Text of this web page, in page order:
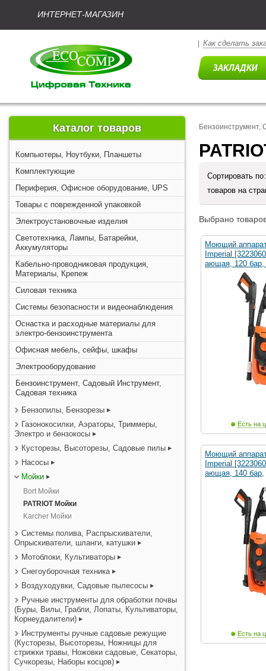
ИНТЕРНЕТ-МАГАЗИН
Как сделать
Каталог товаров
Компьютеры, Ноутбуки, Планшеты
Комплектующие
Периферия, Офисное оборудование, UPS
Товары с поврежденной упаковкой
Электроустановочные изделия
Светотехника, Лампы, Батарейки,
Аккумуляторы
Кабельно-проводниковая продукция,
Материалы, Крепеж
Силовая техника
Системы безопасности и видеонаблюдения
Оснастка и расходные материалы для
электро-бензоинструмента
Офисная мебель, сейфы, шкафы
Электрооборудование
Бензоинструмент, Садовый Инструмент,
Садовая техника
Бензопилы, Бензорезы
Газонокосилки, Аэраторы, Триммеры,
Электро и бензокосы
Кусторезы, Высоторезы, Садовые пилы
Насосы
Мойки
Bort Мойки
PATRIOT Мойки
Karcher Мойки
Системы полива, Распрыскиватели,
Опрыскиватели, шланги, катушки
Мотоблоки, Культиваторы
Снегоуборочная техника
Воздуходувки, Садовые пылесосы
Ручные инструменты для обработки почвы
(Буры, Вилы, Грабли, Лопаты, Культиваторы,
Корнеудалители)
Инструменты ручные садовые режущие
(Кусторезы, Высоторезы, Ножницы для
стрижки травы, Ножовки садовые, Секаторы,
Сучкорезы, Наборы косцов)
Бензоинструмент,
Сортировать
товаров на
Выбрано
Моющий
Imperial
ающая, 120 бар,
Есть на
Моющий
Imperial
ающая, 140 бар,
Есть на